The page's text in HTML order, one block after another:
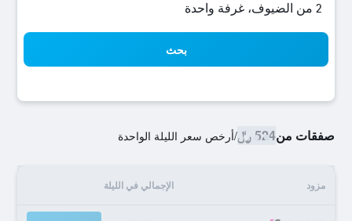
2 من الضيوف، غرفة واحدة
بحث
صفقات من524 ﷼ /أرخص سعر الليلة الواحدة
مزود الإجمالي في الليلة